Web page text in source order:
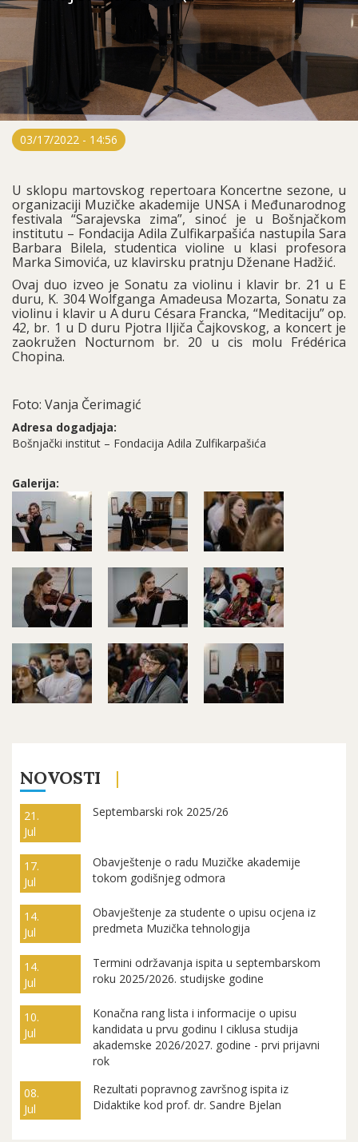
03/17/2022 - 14:56
U sklopu martovskog repertoara Koncertne sezone, u
organizaciji Muzičke akademije UNSA i Međunarodnog
festivala “Sarajevska zima”, sinoć je u Bošnjačkom
institutu – Fondacija Adila Zulfikarpašića nastupila Sara
Barbara Bilela, studentica violine u klasi profesora
Marka Simovića, uz klavirsku pratnju Dženane Hadžić.
Ovaj duo izveo je Sonatu za violinu i klavir br. 21 u E
duru, K. 304 Wolfganga Amadeusa Mozarta, Sonatu za
violinu i klavir u A duru Césara Francka, “Meditaciju” op.
42, br. 1 u D duru Pjotra Iljiča Čajkovskog, a koncert je
zaokružen Nocturnom br. 20 u cis molu Frédérica
Chopina.
Foto: Vanja Čerimagić
Adresa dogadjaja:
Bošnjački institut – Fondacija Adila Zulfikarpašića
Galerija:
NOVOSTI
21.
Jul
Septembarski rok 2025/26
17.
Jul
Obavještenje o radu Muzičke akademije
tokom godišnjeg odmora
14.
Jul
Obavještenje za studente o upisu ocjena iz
predmeta Muzička tehnologija
14.
Jul
Termini održavanja ispita u septembarskom
roku 2025/2026. studijske godine
10.
Jul
Konačna rang lista i informacije o upisu
kandidata u prvu godinu I ciklusa studija
akademske 2026/2027. godine - prvi prijavni
rok
08.
Jul
Rezultati popravnog završnog ispita iz
Didaktike kod prof. dr. Sandre Bjelan